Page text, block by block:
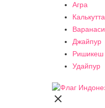
Агра
Калькутта
Варанаси
Джайпур
Ришикеш
Удайпур
